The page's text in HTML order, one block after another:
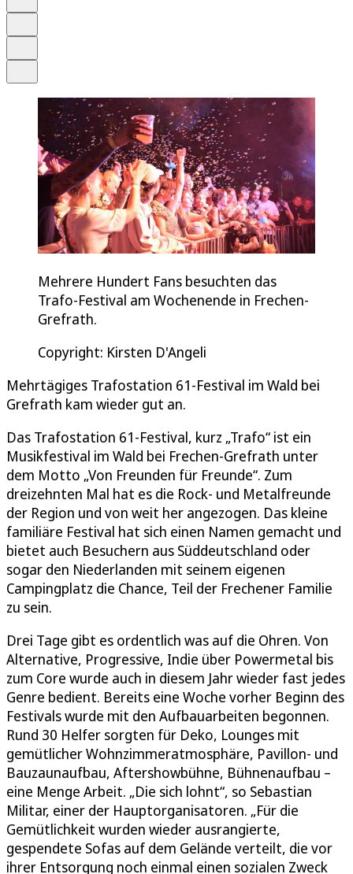
Mehrere Hundert Fans besuchten das
Trafo-Festival am Wochenende in Frechen-
Grefrath.
Copyright: Kirsten D'Angeli
Mehrtägiges Trafostation 61-Festival im Wald bei
Grefrath kam wieder gut an.
Das Trafostation 61-Festival, kurz „Trafo“ ist ein
Musikfestival im Wald bei Frechen-Grefrath unter
dem Motto „Von Freunden für Freunde“. Zum
dreizehnten Mal hat es die Rock- und Metalfreunde
der Region und von weit her angezogen. Das kleine
familiäre Festival hat sich einen Namen gemacht und
bietet auch Besuchern aus Süddeutschland oder
sogar den Niederlanden mit seinem eigenen
Campingplatz die Chance, Teil der Frechener Familie
zu sein.
Drei Tage gibt es ordentlich was auf die Ohren. Von
Alternative, Progressive, Indie über Powermetal bis
zum Core wurde auch in diesem Jahr wieder fast jedes
Genre bedient. Bereits eine Woche vorher Beginn des
Festivals wurde mit den Aufbauarbeiten begonnen.
Rund 30 Helfer sorgten für Deko, Lounges mit
gemütlicher Wohnzimmeratmosphäre, Pavillon- und
Bauzaunaufbau, Aftershowbühne, Bühnenaufbau –
eine Menge Arbeit. „Die sich lohnt“, so Sebastian
Militar, einer der Hauptorganisatoren. „Für die
Gemütlichkeit wurden wieder ausrangierte,
gespendete Sofas auf dem Gelände verteilt, die vor
ihrer Entsorgung noch einmal einen sozialen Zweck